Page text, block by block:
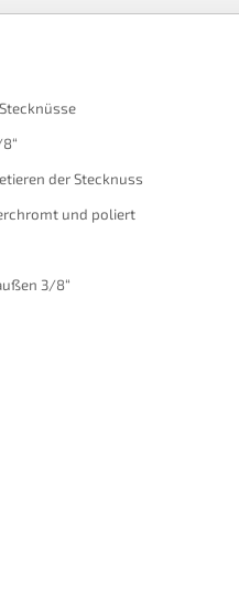
der Stecknuss
und poliert
3/8“